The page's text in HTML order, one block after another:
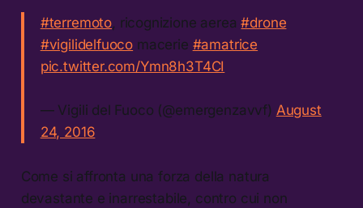
#terremoto, ricognizione aerea#drone
#vigilidelfuoco macerie #amatrice
pic.twitter.com/Ymn8h3T4CI
— Vigili del Fuoco (@emergenzavvf) August
24, 2016
Come si affronta una forza della natura
devastante e inarrestabile, contro cui non